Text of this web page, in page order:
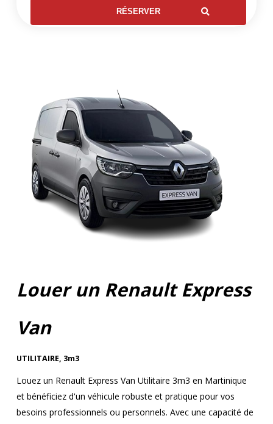
Louer un Renault Express
Van
UTILITAIRE, 3m3
Louez un Renault Express Van Utilitaire 3m3 en Martinique
et bénéficiez d'un véhicule robuste et pratique pour vos
besoins professionnels ou personnels. Avec une capacité de